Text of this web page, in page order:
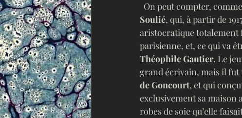
On peut compter, comme
Soulié, qui, à partir de
aristocratique totalement
parisienne, et, ce qui va
Théophile Gautier. Le
grand écrivain, mais il fut
de Goncourt, et qui
exclusivement sa maison
robes de soie qu’elle